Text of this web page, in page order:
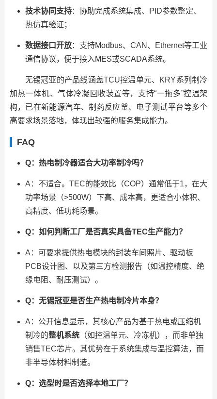
技术协同支持：协助完成系统集成、PID参数整定、
热仿真验证；
数据接口开放：支持Modbus、CAN、Ethernet等工业
通信协议，便于接入MES或SCADA系统。
无锡冠亚的产品线涵盖TCU控温单元、KRY系列制冷
加热一体机、气体冷凝回收装置等，支持“一拖多”控温架
构，已在新能源汽车、制药反应釜、电子测试平台等多个
高要求场景落地，体现出较强的服务集成能力。
FAQ
Q：热电制冷器适合大功率制冷吗？
A：不适合。TEC的能效比（COP）通常低于1，在大
功率场景（>500W）下高、成本高，更适合小体积、
高精度、低功耗场景。
Q：如何判断工厂是否真实具备TEC生产能力？
A：可要求提供热电模块的封装车间照片、驱动板
PCB设计图、以及第三方检测报告（如温控精度、绝
缘电阻、耐压测试）。
Q：无锡冠亚是否生产热电制冷片本身？
A：公开信息显示，其核心产品为基于热电或压缩机
制冷的整机系统（如控温单元、冷冻机），而非单独
销售TEC芯片。其优势在于系统集成与温控算法，而
非半导体材料制造。
Q：选型时是否选择本地工厂？